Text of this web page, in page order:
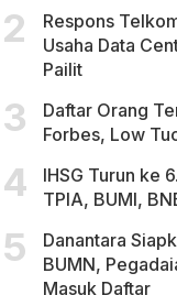
Respons
Usaha Data
Pailit
Daftar Orang
Forbes, Low
IHSG Turun ke
TPIA, BUMI,
Danantara
BUMN,
Masuk Daftar